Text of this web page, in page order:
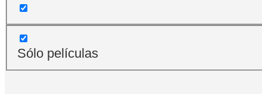
Sólo películas